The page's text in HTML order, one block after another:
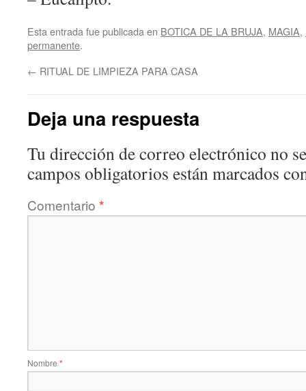
Esta entrada fue publicada en BOTICA DE LA BRUJA, MAGIA,
permanente.
← RITUAL DE LIMPIEZA PARA CASA
Deja una respuesta
Tu dirección de correo electrónico no
campos obligatorios están marcados
Comentario *
Nombre *